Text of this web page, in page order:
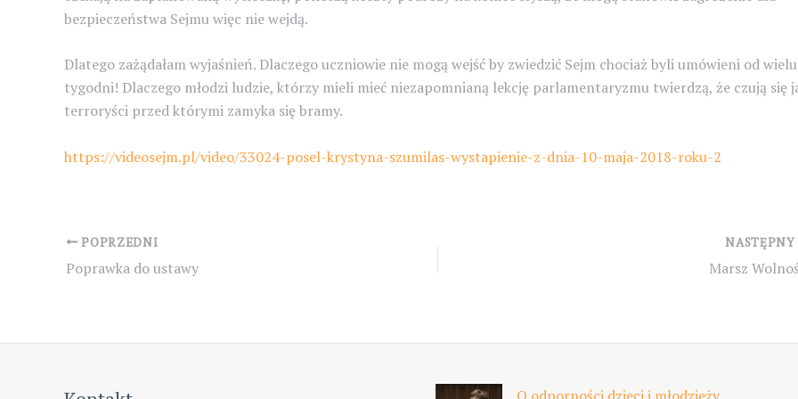
bezpieczeństwa Sejmu więc nie wejdą.
Dlatego zażądałam wyjaśnień. Dlaczego uczniowie nie mogą wejść by zwiedzić Sejm chociaż byli umówieni od wielu
tygodni! Dlaczego młodzi ludzie, którzy mieli mieć niezapomnianą lekcję parlamentaryzmu twierdzą, że czują się
terroryści przed którymi zamyka się bramy.
https://videosejm.pl/video/33024-posel-krystyna-szumilas-wystapienie-z-dnia-10-maja-2018-roku-2
Post
navigation
POPRZEDNI
Poprawka do ustawy
NASTĘPNY
Marsz